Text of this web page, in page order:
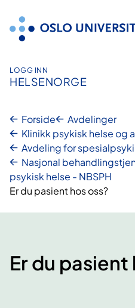
innhold
LOGG INN
HELSENORGE
Forside
Avdelinger
Klinikk psykisk helse og
Avdeling for
Nasjonal
psykisk helse - NBSPH
Er du pasient hos oss?
Er du pasient